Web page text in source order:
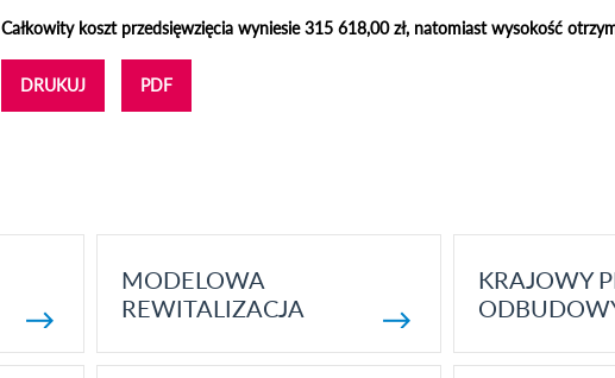
Całkowity koszt przedsięwzięcia wyniesie 315 618,00 zł, natomiast wysokość
DRUKUJ PDF
MODELOWA
REWITALIZACJA
KRAJOWY